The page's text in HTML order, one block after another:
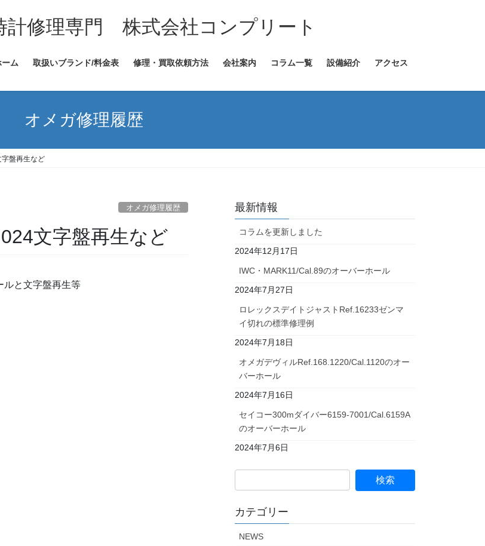
計修理専門 株式会社コンプリート
ーム 取扱いブランド/料金表 修理・買取依頼方法 会社案内 コラム一覧 設備紹介 アクセス
オメガ修理履歴
盤再生など
オメガ修理履歴
文字盤再生など
ルと文字盤再生等
最新情報
コラムを更新しました
2024年12月17日
IWC・MARK11/Cal.89のオーバーホール
2024年7月27日
ロレックスデイトジャストRef.16233ゼンマ
イ切れの標準修理例
2024年7月18日
オメガデヴィルRef.168.1220/Cal.1120のオー
バーホール
2024年7月16日
セイコー300mダイバー6159-7001/Cal.6159A
のオーバーホール
2024年7月6日
カテゴリー
NEWS